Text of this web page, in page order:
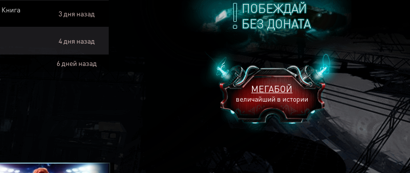
ПОБЕЖДАЙ
БЕЗ ДОНАТА
МЕГАБОЙ
величайший в истории
Книга
3 дня назад
4 дня назад
6 дней назад